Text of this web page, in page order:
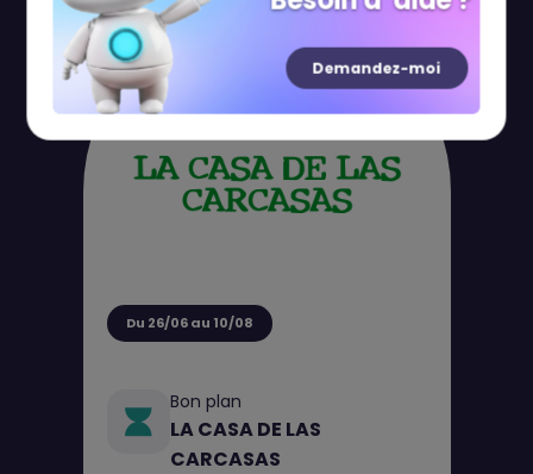
Du 26/06 au 10/08
Bon plan
LA CASA DE LAS
CARCASAS
Demandez-moi